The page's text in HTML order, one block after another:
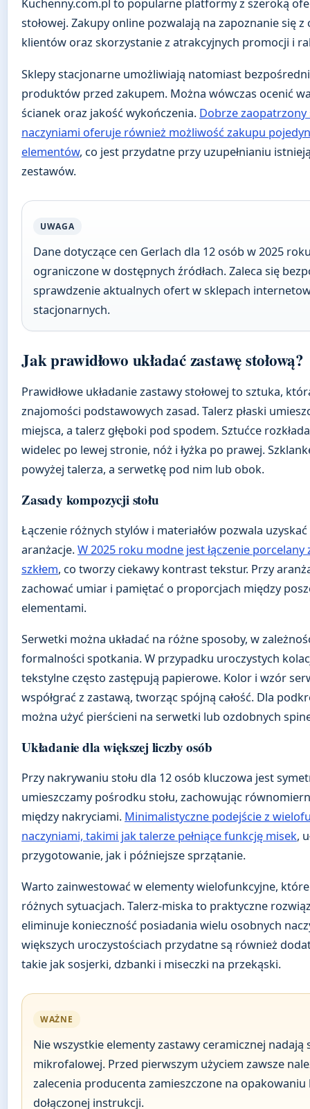
Kuchenny.com.pl to popularne platformy z szeroką
stołowej. Zakupy online pozwalają na zapoznanie się
klientów oraz skorzystanie z atrakcyjnych promocji i
Sklepy stacjonarne umożliwiają natomiast
produktów przed zakupem. Można wówczas ocenić
ścianek oraz jakość wykończenia. Dobrze zaopatrzony
naczyniami oferuje również możliwość zakupu
elementów, co jest przydatne przy uzupełnianiu
zestawów.
UWAGA
Dane dotyczące cen Gerlach dla 12 osób w 2025
ograniczone w dostępnych źródłach. Zaleca się
sprawdzenie aktualnych ofert w sklepach
stacjonarnych.
Jak prawidłowo układać zastawę stołową?
Prawidłowe układanie zastawy stołowej to sztuka,
znajomości podstawowych zasad. Talerz płaski
miejsca, a talerz głęboki pod spodem. Sztućce
widelec po lewej stronie, nóż i łyżka po prawej.
powyżej talerza, a serwetkę pod nim lub obok.
Zasady kompozycji stołu
Łączenie różnych stylów i materiałów pozwala
aranżacje.W 2025 roku modne jest łączenie porcelany
szkłem, co tworzy ciekawy kontrast tekstur. Przy
zachować umiar i pamiętać o proporcjach między
elementami.
Serwetki można układać na różne sposoby, w
formalności spotkania. W przypadku uroczystych
tekstylne często zastępują papierowe. Kolor i wzór
współgrać z zastawą, tworząc spójną całość. Dla
można użyć pierścieni na serwetki lub ozdobnych
Układanie dla większej liczby osób
Przy nakrywaniu stołu dla 12 osób kluczowa jest
umieszczamy pośrodku stołu, zachowując
między nakryciami. Minimalistyczne podejście z
naczyniami, takimi jak talerze pełniące funkcję misek,
przygotowanie, jak i późniejsze sprzątanie.
Warto zainwestować w elementy wielofunkcyjne,
różnych sytuacjach. Talerz-miska to praktyczne
eliminuje konieczność posiadania wielu osobnych
większych uroczystościach przydatne są również
takie jak sosjerki, dzbanki i miseczki na przekąski.
WAŻNE
Nie wszystkie elementy zastawy ceramicznej nadają
mikrofalowej. Przed pierwszym użyciem zawsze
zalecenia producenta zamieszczone na opakowaniu
dołączonej instrukcji.